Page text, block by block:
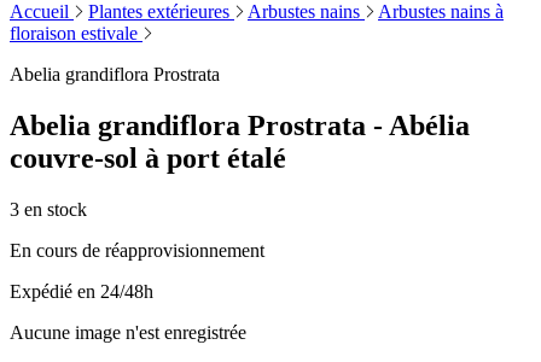
Accueil
Plantes extérieures Arbustes nains
Arbustes nains à
floraison estivale
Abelia grandiflora Prostrata
Abelia grandiflora Prostrata - Abélia
couvre-sol à port étalé
3 en stock
En cours de réapprovisionnement
Expédié en 24/48h
Aucune image n'est enregistrée